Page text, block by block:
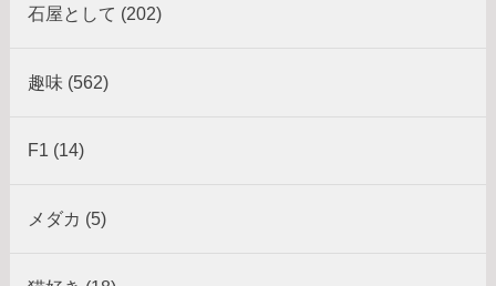
石屋として (202)
趣味 (562)
F1 (14)
メダカ (5)